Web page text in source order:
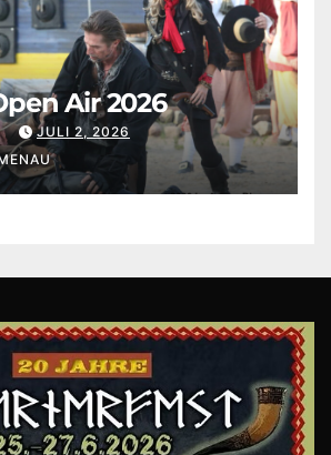
Air 2026
JULI 2, 2026